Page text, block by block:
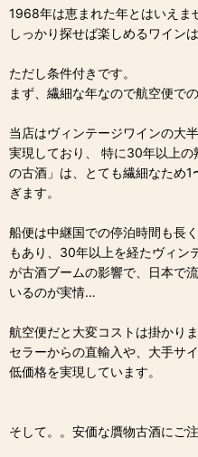
1968年は恵まれた年とはいえま
しっかり探せば楽しめるワイン
ただし条件付きです。
まず、繊細な年なので航空便で
当店はヴィンテージワインの大
実現しており、 特に30年以上
の古酒」は、とても繊細なため
ぎます。
船便は中継国での停泊時間も長
もあり、30年以上を経たヴィン
が古酒ブームの影響で、日本で
いるのが実情…
航空便だと大変コストは掛かり
セラーからの直輸入や、大手サ
低価格を実現しています。
そして。。安価な贋物古酒にご注